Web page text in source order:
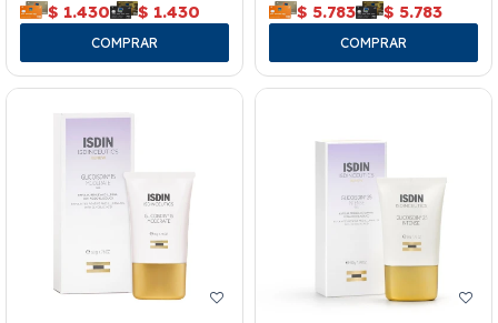
$ 1.430 $ 1.430 $ 5.783 $ 5.783